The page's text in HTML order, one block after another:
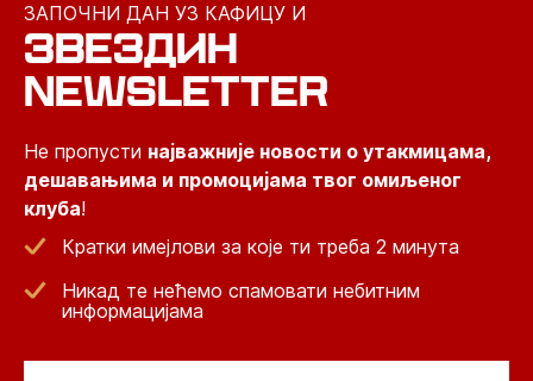
ЗАПОЧНИ ДАН УЗ КАФИЦУ И
ЗВЕЗДИН
NEWSLETTER
Не пропусти најважније новости о утакмицама,
дешавањима и промоцијама твог омиљеног
клуба!
Кратки имејлови за које ти треба 2 минута
Никад те нећемо спамовати небитним
информацијама